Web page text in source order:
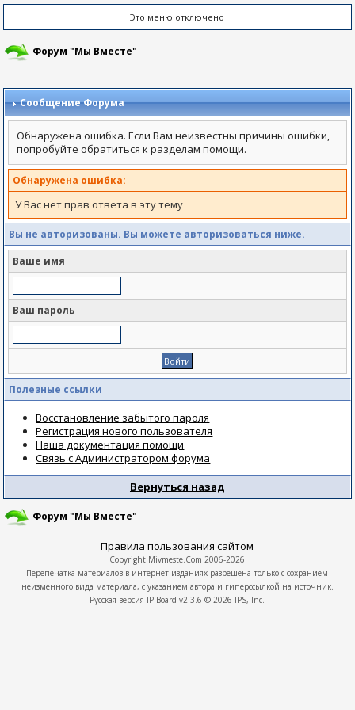
Это меню отключено
Форум "Мы Вместе"
Сообщение Форума
Обнаружена ошибка. Если Вам неизвестны причины ошибки,
попробуйте обратиться к разделам помощи.
Обнаружена ошибка:
У Вас нет прав ответа в эту тему
Вы не авторизованы. Вы можете авторизоваться ниже.
Ваше имя
Ваш пароль
Полезные ссылки
Восстановление забытого пароля
Регистрация нового пользователя
Наша документация помощи
Связь с Администратором форума
Вернуться назад
Форум "Мы Вместе"
Правила пользования сайтом
Copyright Mivmeste.Com 2006-2026
Перепечатка материалов в интернет-изданиях разрешена только с сохранием
неизменного вида материала, с указанием автора и гиперссылкой на источник.
Русская версия IP.Board v2.3.6 © 2026 IPS, Inc.